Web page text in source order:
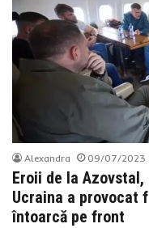
Alexandra 09/07/2023
Eroii de la
Ucraina a provocat
întoarcă pe front